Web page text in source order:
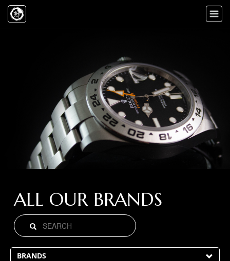
Toggle
BRANDS
ALL OUR BRANDS